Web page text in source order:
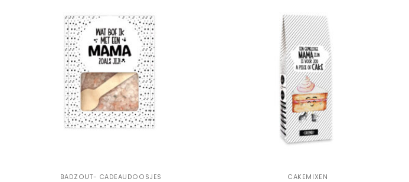
BADZOUT- CADEAUDOOSJES CAKEMIXEN